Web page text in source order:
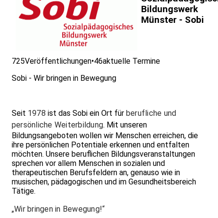
Bildungswerk
Münster - Sobi
725Veröffentlichungen•46aktuelle Termine
Sobi - Wir bringen in Bewegung
Seit 1978 ist das Sobi ein Ort für berufliche und
persönliche Weiterbildung. Mit unseren
Bildungsangeboten wollen wir Menschen erreichen, die
ihre persönlichen Potentiale erkennen und entfalten
möchten. Unsere beruflichen Bildungsveranstaltungen
sprechen vor allem Menschen in sozialen und
therapeutischen Berufsfeldern an, genauso wie in
musischen, pädagogischen und im Gesundheitsbereich
Tätige.
„Wir bringen in Bewegung!“